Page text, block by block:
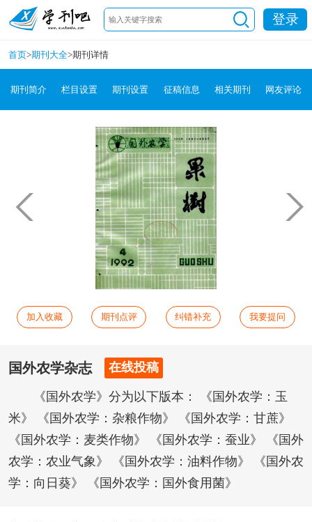
登录
首页>期刊大全>期刊详情
期刊简介 栏目设置 期刊设置 征稿信息 相关期刊 网友评论
加入收藏 期刊点评 纠错补充 我要提问
国外农学杂志 在线投稿
《国外农学》分为以下版本： 《国外农学：玉
米》 《国外农学：杂粮作物》 《国外农学：甘蔗》
《国外农学：麦类作物》 《国外农学：蚕业》 《国外
农学：农业气象》 《国外农学：油料作物》 《国外农
学：向日葵》 《国外农学：国外食用菌》